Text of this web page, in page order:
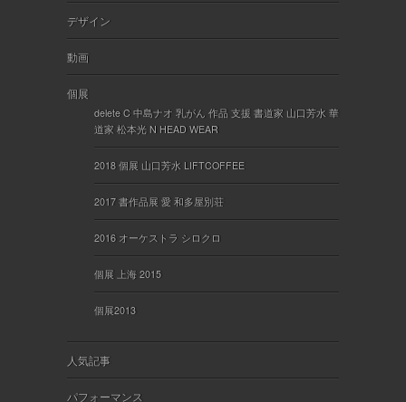
デザイン
動画
個展
delete C 中島ナオ 乳がん 作品 支援 書道家 山口芳水 華
道家 松本光 N HEAD WEAR
2018 個展 山口芳水 LIFTCOFFEE
2017 書作品展 愛 和多屋別荘
2016 オーケストラ シロクロ
個展 上海 2015
個展2013
人気記事
パフォーマンス